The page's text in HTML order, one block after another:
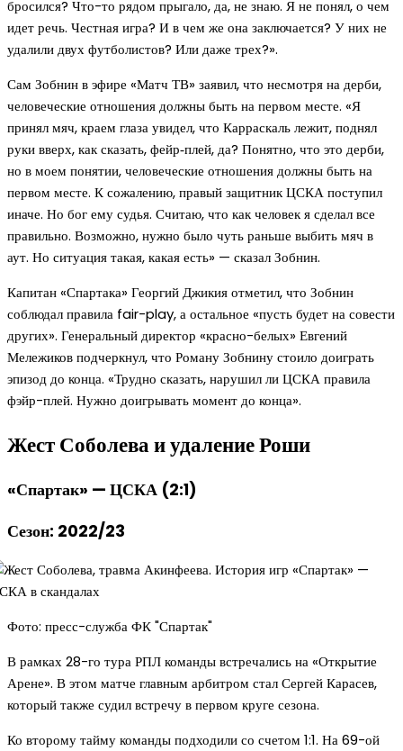
бросился? Что-то рядом прыгало, да, не знаю. Я не понял, о чем
идет речь. Честная игра? И в чем же она заключается? У них не
удалили двух футболистов? Или даже трех?».
Сам Зобнин в эфире «Матч ТВ» заявил, что несмотря на дерби,
человеческие отношения должны быть на первом месте. «Я
принял мяч, краем глаза увидел, что Карраскаль лежит, поднял
руки вверх, как сказать, фейр‑плей, да? Понятно, что это дерби,
но в моем понятии, человеческие отношения должны быть на
первом месте. К сожалению, правый защитник ЦСКА поступил
иначе. Но бог ему судья. Считаю, что как человек я сделал все
правильно. Возможно, нужно было чуть раньше выбить мяч в
аут. Но ситуация такая, какая есть» — сказал Зобнин.
Капитан «Спартака» Георгий Джикия отметил, что Зобнин
соблюдал правила fair-play, а остальное «пусть будет на совести
других». Генеральный директор «красно-белых» Евгений
Мележиков подчеркнул, что Роману Зобнину стоило доиграть
эпизод до конца. «Трудно сказать, нарушил ли ЦСКА правила
фэйр-плей. Нужно доигрывать момент до конца».
Жест Соболева и удаление Роши
«Спартак» — ЦСКА (2:1)
Сезон: 2022/23
Фото: пресс-служба ФК "Спартак"
В рамках 28-го тура РПЛ команды встречались на «Открытие
Арене». В этом матче главным арбитром стал Сергей Карасев,
который также судил встречу в первом круге сезона.
Ко второму тайму команды подходили со счетом 1:1. На 69-ой